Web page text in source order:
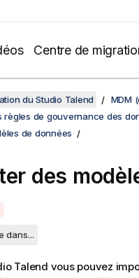
Centre de
du Studio Talend
MDM
règles de gouvernance des
de données
des
dans...
Talend vous pouvez